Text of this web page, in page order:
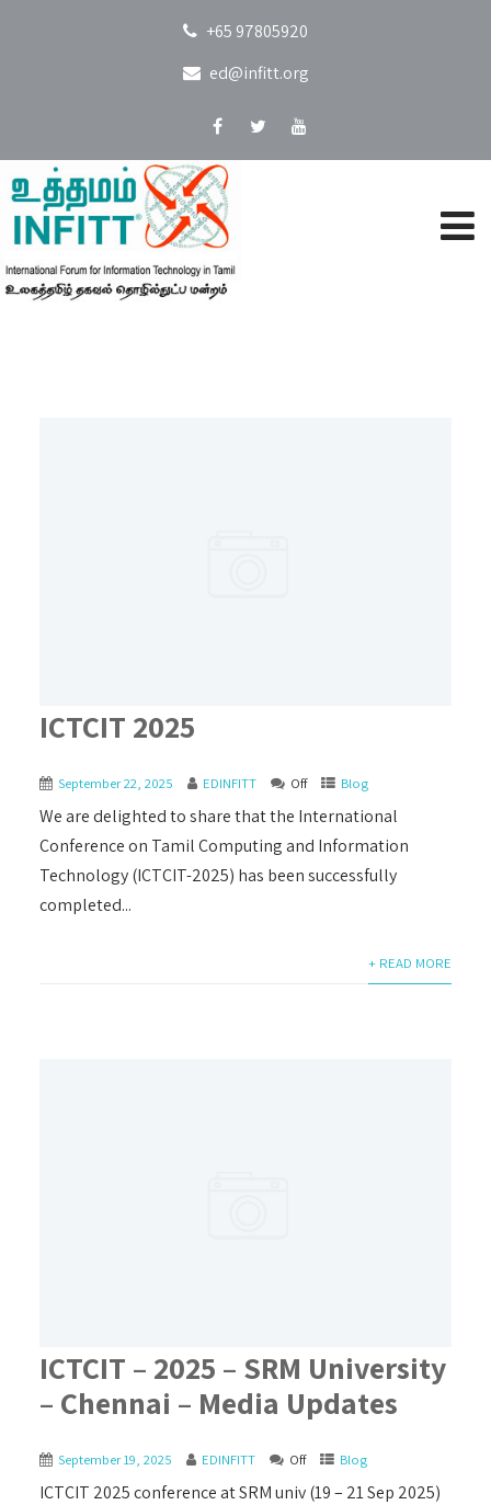
+65 97805920
ed@infitt.org
ICTCIT 2025
September 22, 2025 EDINFITT Off Blog
We are delighted to share that the International
Conference on Tamil Computing and Information
Technology (ICTCIT-2025) has been successfully
completed...
+ READ MORE
ICTCIT – 2025 – SRM University
– Chennai – Media Updates
September 19, 2025 EDINFITT Off Blog
ICTCIT 2025 conference at SRM univ (19 – 21 Sep 2025)